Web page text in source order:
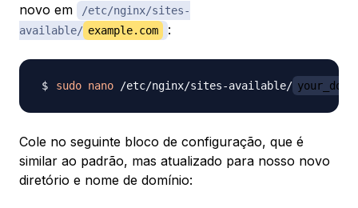
novo em
/etc/nginx/sites-
available/ example.com :
sudo nano /etc/nginx/sites-available/
Cole no seguinte bloco de configuração, que é
similar ao padrão, mas atualizado para nosso novo
diretório e nome de domínio: